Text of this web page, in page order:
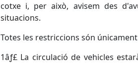
cotxe i, per això, avisem des
situacions.
Totes les restriccions són
1️âƒ£ La circulació de vehicles